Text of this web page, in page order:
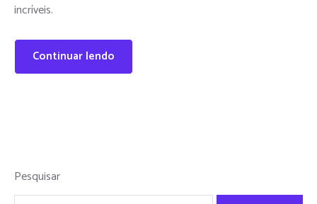
incríveis.
Continuar lendo
Pesquisar